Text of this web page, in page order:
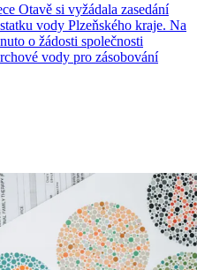
Otavě si vyžádala zasedání
vody Plzeňského kraje. Na
o žádosti společnosti
vody pro zásobování